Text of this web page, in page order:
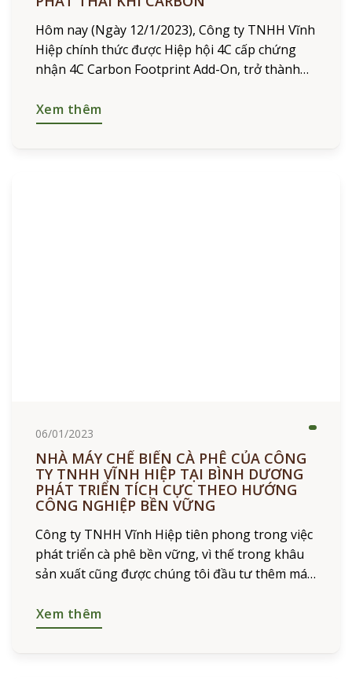
Hôm nay (Ngày 12/1/2023), Công ty TNHH Vĩnh
Hiệp chính thức được Hiệp hội 4C cấp chứng
nhận 4C Carbon Footprint Add-On, trở thành
Xem thêm
06/01/2023
NHÀ MÁY CHẾ BIẾN CÀ PHÊ CỦA CÔNG
TY TNHH VĨNH HIỆP TẠI BÌNH DƯƠNG
PHÁT TRIỂN TÍCH CỰC THEO HƯỚNG
CÔNG NGHIỆP BỀN VỮNG
Công ty TNHH Vĩnh Hiệp tiên phong trong việc
phát triển cà phê bền vững, vì thế trong khâu
sản xuất cũng được chúng tôi đầu tư thêm máy
Xem thêm